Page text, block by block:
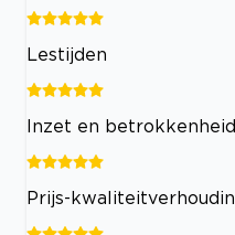
Lestijden
Inzet en
Prijs-